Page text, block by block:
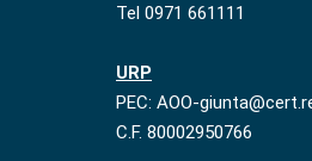
Tel 0971 661111
URP
PEC: AOO-
C.F. 80002950766